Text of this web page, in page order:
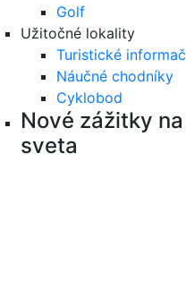
Golf
Užitočné lokality
Turistické
Náučné chodníky
Cyklobod
Nové zážitky
sveta